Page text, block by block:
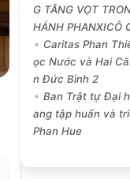
G TĂNG VỌT
HÁNH PHANXICÔ
Caritas Phan
ọc Nước và Hai
n Đức Bình 2
Ban Trật tự Đại
ang tập huấn và
Phan Hue